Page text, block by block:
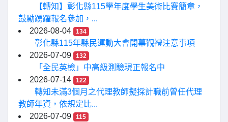
【轉知】彰化縣115學年度學生美術比賽簡章，
鼓勵踴躍報名參加，...
2026-08-04
134
彰化縣115年縣民運動大會開幕觀禮注意事項
2026-07-09
132
「全民英檢」中高級測驗現正報名中
2026-07-14
122
轉知未滿3個月之代理教師擬採計職前曾任代理
教師年資，依規定比...
2026-07-09
115